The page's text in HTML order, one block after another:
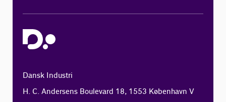
Dansk Industri
H. C. Andersens Boulevard 18, 1553 København V